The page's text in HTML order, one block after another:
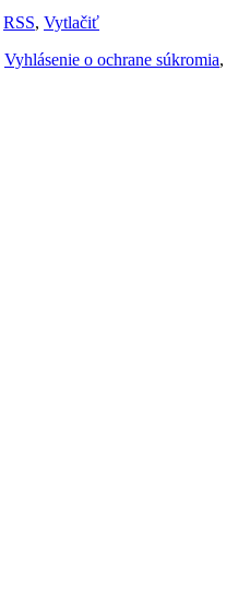
RSS, Vytlačiť
Vyhlásenie o ochrane súkromia,